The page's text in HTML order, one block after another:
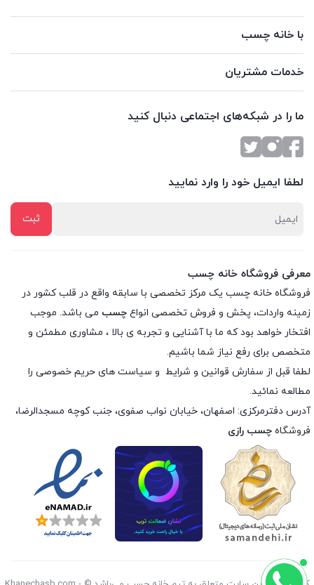
با خانه چسب
خدمات مشتریان
ما را در شبکه‌های اجتماعی دنبال کنید
لطفا ایمیل خود را وارد نمایید
معرفی فروشگاه خانه چسب
فروشگاه خانه چسب یک مرکز تخصصی با سابقه واقع در قلب کشور در
زمینه واردات، پخش و فروش تخصصی انواع چسب می باشد. موجب
افتخار خواهد بود که ما با آشنایی و تجربه ی بالا ، مشاوری مطمئن و
متخصص برای رفع نیاز شما باشیم.
لطفا قبل از سفارش قوانین و شرایط و سیاست های حریم خصوصی را
مطالعه نمائید.
آدرس دفترمرکزی: اصفهان، خیابان نواب صفوی، جنب کوچه مسجدالرضا،
فروشگاه چسب رازی